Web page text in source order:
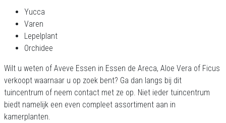
Yucca
Varen
Lepelplant
Orchidee
Wilt u weten of Aveve Essen in Essen de Areca, Aloe Vera of Ficus
verkoopt waarnaar u op zoek bent? Ga dan langs bij dit
tuincentrum of neem contact met ze op. Niet ieder tuincentrum
biedt namelijk een even compleet assortiment aan in
kamerplanten.